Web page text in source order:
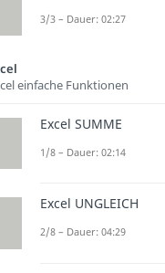
3/3 – Dauer: 02:27
einfache Funktionen
Excel SUMME
1/8 – Dauer: 02:14
Excel UNGLEICH
2/8 – Dauer: 04:29